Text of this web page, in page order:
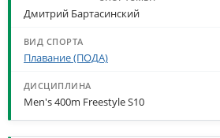
Дмитрий Бартасинский
Плавание (ПОДА)
Men's 400m Freestyle S10